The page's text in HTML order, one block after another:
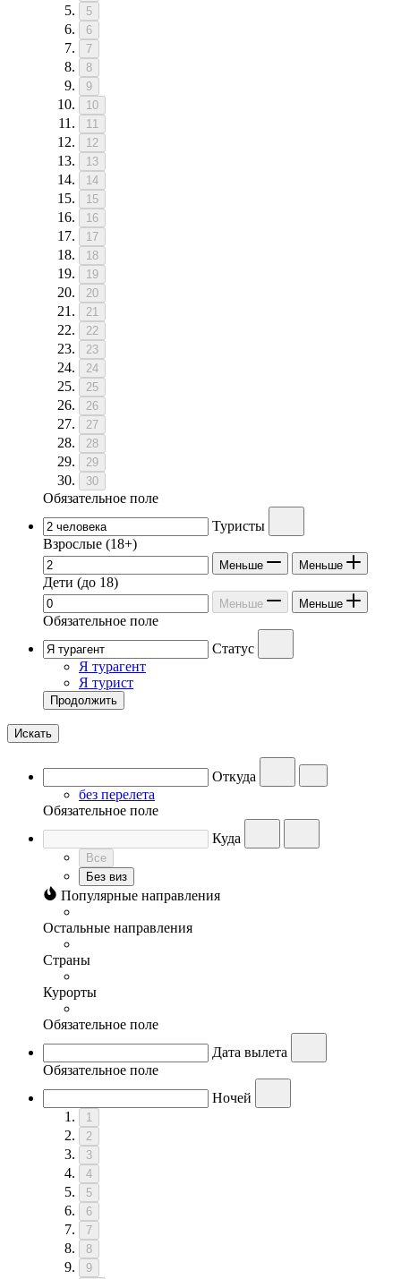
5
6
7
8
9
10
11
12
13
14
15
16
17
18
19
20
21
22
23
24
25
26
27
28
29
30
Обязательное поле
Туристы
Взрослые (18+)
Меньше Меньше
Дети (до 18)
Меньше Меньше
Обязательное поле
Статус
Я турагент
Я турист
Продолжить
Искать
Откуда
без перелета
Обязательное поле
Куда
Все
Без виз
Популярные направления
Остальные направления
Страны
Курорты
Обязательное поле
Дата вылета
Обязательное поле
Ночей
1
2
3
4
5
6
7
8
9